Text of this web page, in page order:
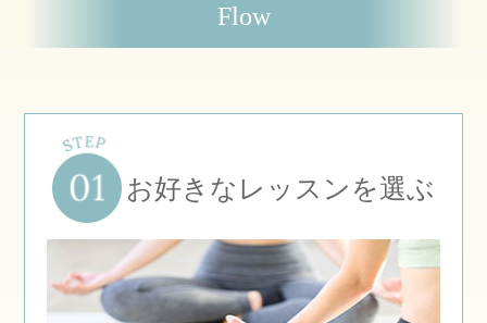
Flow
お好きなレッスンを選ぶ